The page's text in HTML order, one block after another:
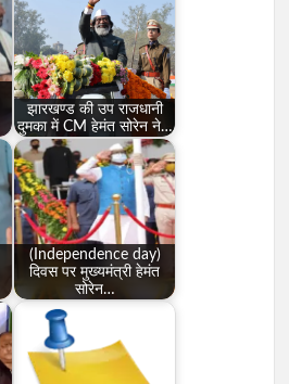
झारखण्ड की उप राजधानी
दुमका में CM हेमंत सोरेन ने…
(Independence day)
दिवस पर मुख्यमंत्री हेमंत
सोरेन…